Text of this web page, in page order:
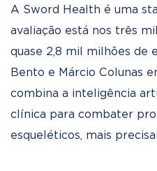
A Sword Health é uma
avaliação está nos três
quase 2,8 mil milhões de
Bento e Márcio Colunas
combina a inteligência
clínica para combater
esqueléticos, mais